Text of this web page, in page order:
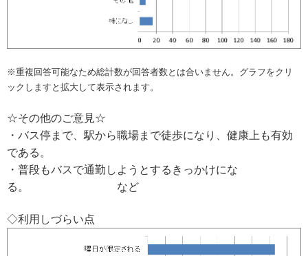
※重複回答可能なため総計数が回答者数とは合いません。グラフをクリ
ックしますと拡大して表示されます。
☆その他のご意見☆
・バス停まで、駅から職場まで徒歩になり、健康上も有効
である。
・普段もバスで通勤しようとするきっかけにな
る。 など
◇利用しづらい点